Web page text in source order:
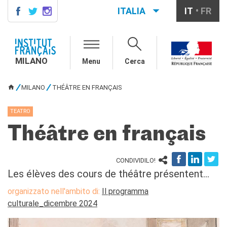
CONTATTI
CORSI DI FRANCESE
francese
Corsi collettivi per bambini e
Ateliers tematici
Corsi di preparazione
DELF/DALF
Corsi su piattaforma
Corsi per le scuole
ITALIA IT FR
MILANO Menu Cerca
MILANO THÉÂTRE EN FRANÇAIS
TEATRO
Théâtre en français
CONDIVIDILO!
Les élèves des cours de théâtre présentent...
organizzato nell'ambito di: Il programma
culturale_dicembre 2024